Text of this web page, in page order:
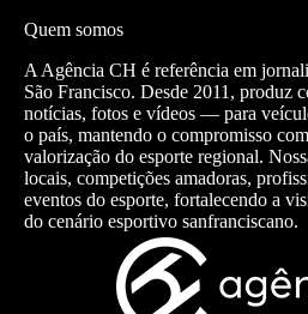
Quem somos
A Agência CH é referência em
São Francisco. Desde 2011,
notícias, fotos e vídeos — para
o país, mantendo o compromisso
valorização do esporte regional.
locais, competições amadoras,
eventos do esporte, fortalecendo a
do cenário esportivo sanfranciscano.